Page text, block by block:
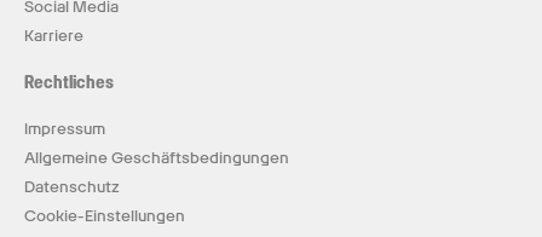
Social Media
Karriere
Rechtliches
Impressum
Allgemeine Geschäftsbedingungen
Datenschutz
Cookie-Einstellungen